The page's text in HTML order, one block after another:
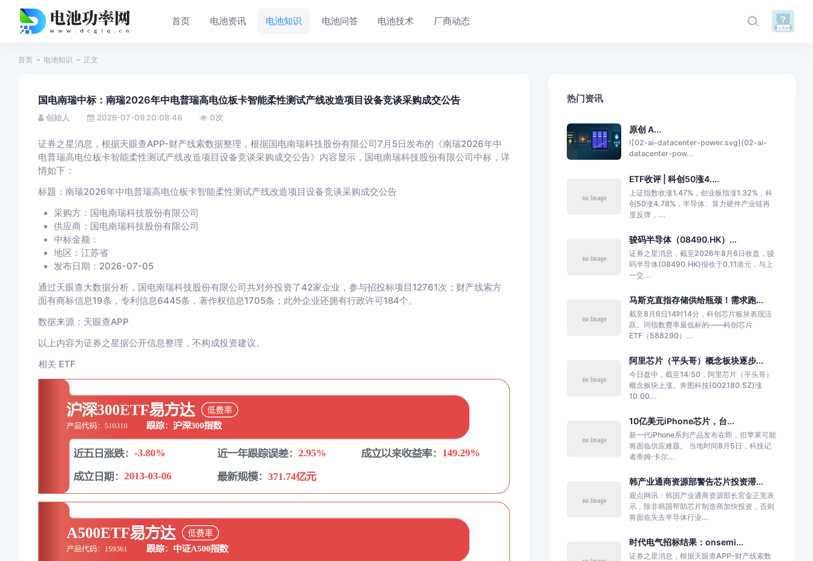
首页 电池资讯 电池知识 电池问答 电池技术 厂商动态
首页 电池知识 正文
国电南瑞中标：南瑞2026年中电普瑞高电位板卡智能柔性测试产线改造项目设备竞谈采购成交公告
创始人 2026-07-09 20:08:46 0次
证券之星消息，根据天眼查APP-财产线索数据整理，根据国电南瑞科技股份有限公司7月5日发布的《南瑞2026年中
电普瑞高电位板卡智能柔性测试产线改造项目设备竞谈采购成交公告》内容显示，国电南瑞科技股份有限公司中标，详
情如下：
标题：南瑞2026年中电普瑞高电位板卡智能柔性测试产线改造项目设备竞谈采购成交公告
采购方：国电南瑞科技股份有限公司
供应商：国电南瑞科技股份有限公司
中标金额：
地区：江苏省
发布日期：2026-07-05
通过天眼查大数据分析，国电南瑞科技股份有限公司共对外投资了42家企业，参与招投标项目12761次；财产线索方
面有商标信息19条，专利信息6445条，著作权信息1705条；此外企业还拥有行政许可184个。
数据来源：天眼查APP
以上内容为证券之星据公开信息整理，不构成投资建议。
相关 ETF
热门资讯
原创 A...
![02-ai-datacenter-power.svg](02-ai-
datacenter-pow...
ETF收评 | 科创50涨4....
上证指数收涨1.47%，创业板指涨1.32%，科
创50涨4.78%，半导体、算力硬件产业链再
度反弹，...
骏码半导体（08490.HK）...
证券之星消息，截至2026年8月6日收盘，骏
码半导体(08490.HK)报收于0.11港元，与上
一交...
马斯克直指存储供给瓶颈！需求跑...
截至8月6日14时14分，科创芯片板块表现活
跃。同指数费率最低标的——科创芯片
ETF（588290）...
阿里芯片（平头哥）概念板块逐步...
今日盘中，截至14:50，阿里芯片（平头哥）
概念板块上涨。奔图科技(002180.SZ)涨
10.00...
10亿美元iPhone芯片，台...
新一代iPhone系列产品发布在即，但苹果可能
将面临供应难题。 当地时间8月5日，科技记
者蒂姆·卡尔...
韩产业通商资源部警告芯片投资滞...
观点网讯：韩国产业通商资源部长官金正宽表
示，除非韩国帮助芯片制造商加快投资，否则
将面临失去半导体行业...
时代电气招标结果：onsemi...
证券之星消息，根据天眼查APP-财产线索数